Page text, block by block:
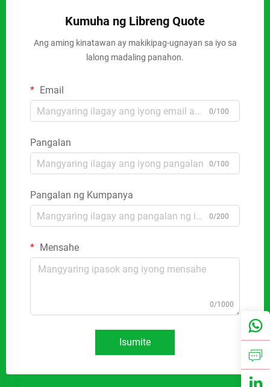
Kumuha ng Libreng Quote
Ang aming kinatawan ay makikipag-ugnayan sa iyo sa
lalong madaling panahon.
Email
0/100
Pangalan
0/100
Pangalan ng Kumpanya
0/200
Mensahe
0/1000
Isumite